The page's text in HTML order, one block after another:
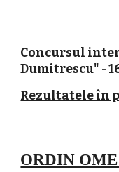
Concursul
Dumitrescu" -
Rezultatele în
ORDIN